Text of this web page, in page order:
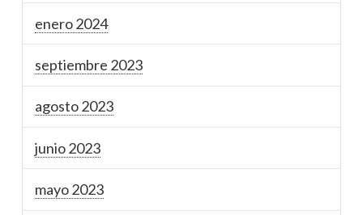
enero 2024
septiembre 2023
agosto 2023
junio 2023
mayo 2023